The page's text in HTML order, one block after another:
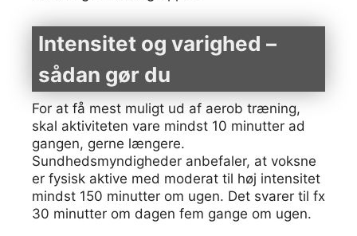
Intensitet og varighed –
sådan gør du
For at få mest muligt ud af aerob træning,
skal aktiviteten vare mindst 10 minutter ad
gangen, gerne længere.
Sundhedsmyndigheder anbefaler, at voksne
er fysisk aktive med moderat til høj intensitet
mindst 150 minutter om ugen. Det svarer til fx
30 minutter om dagen fem gange om ugen.